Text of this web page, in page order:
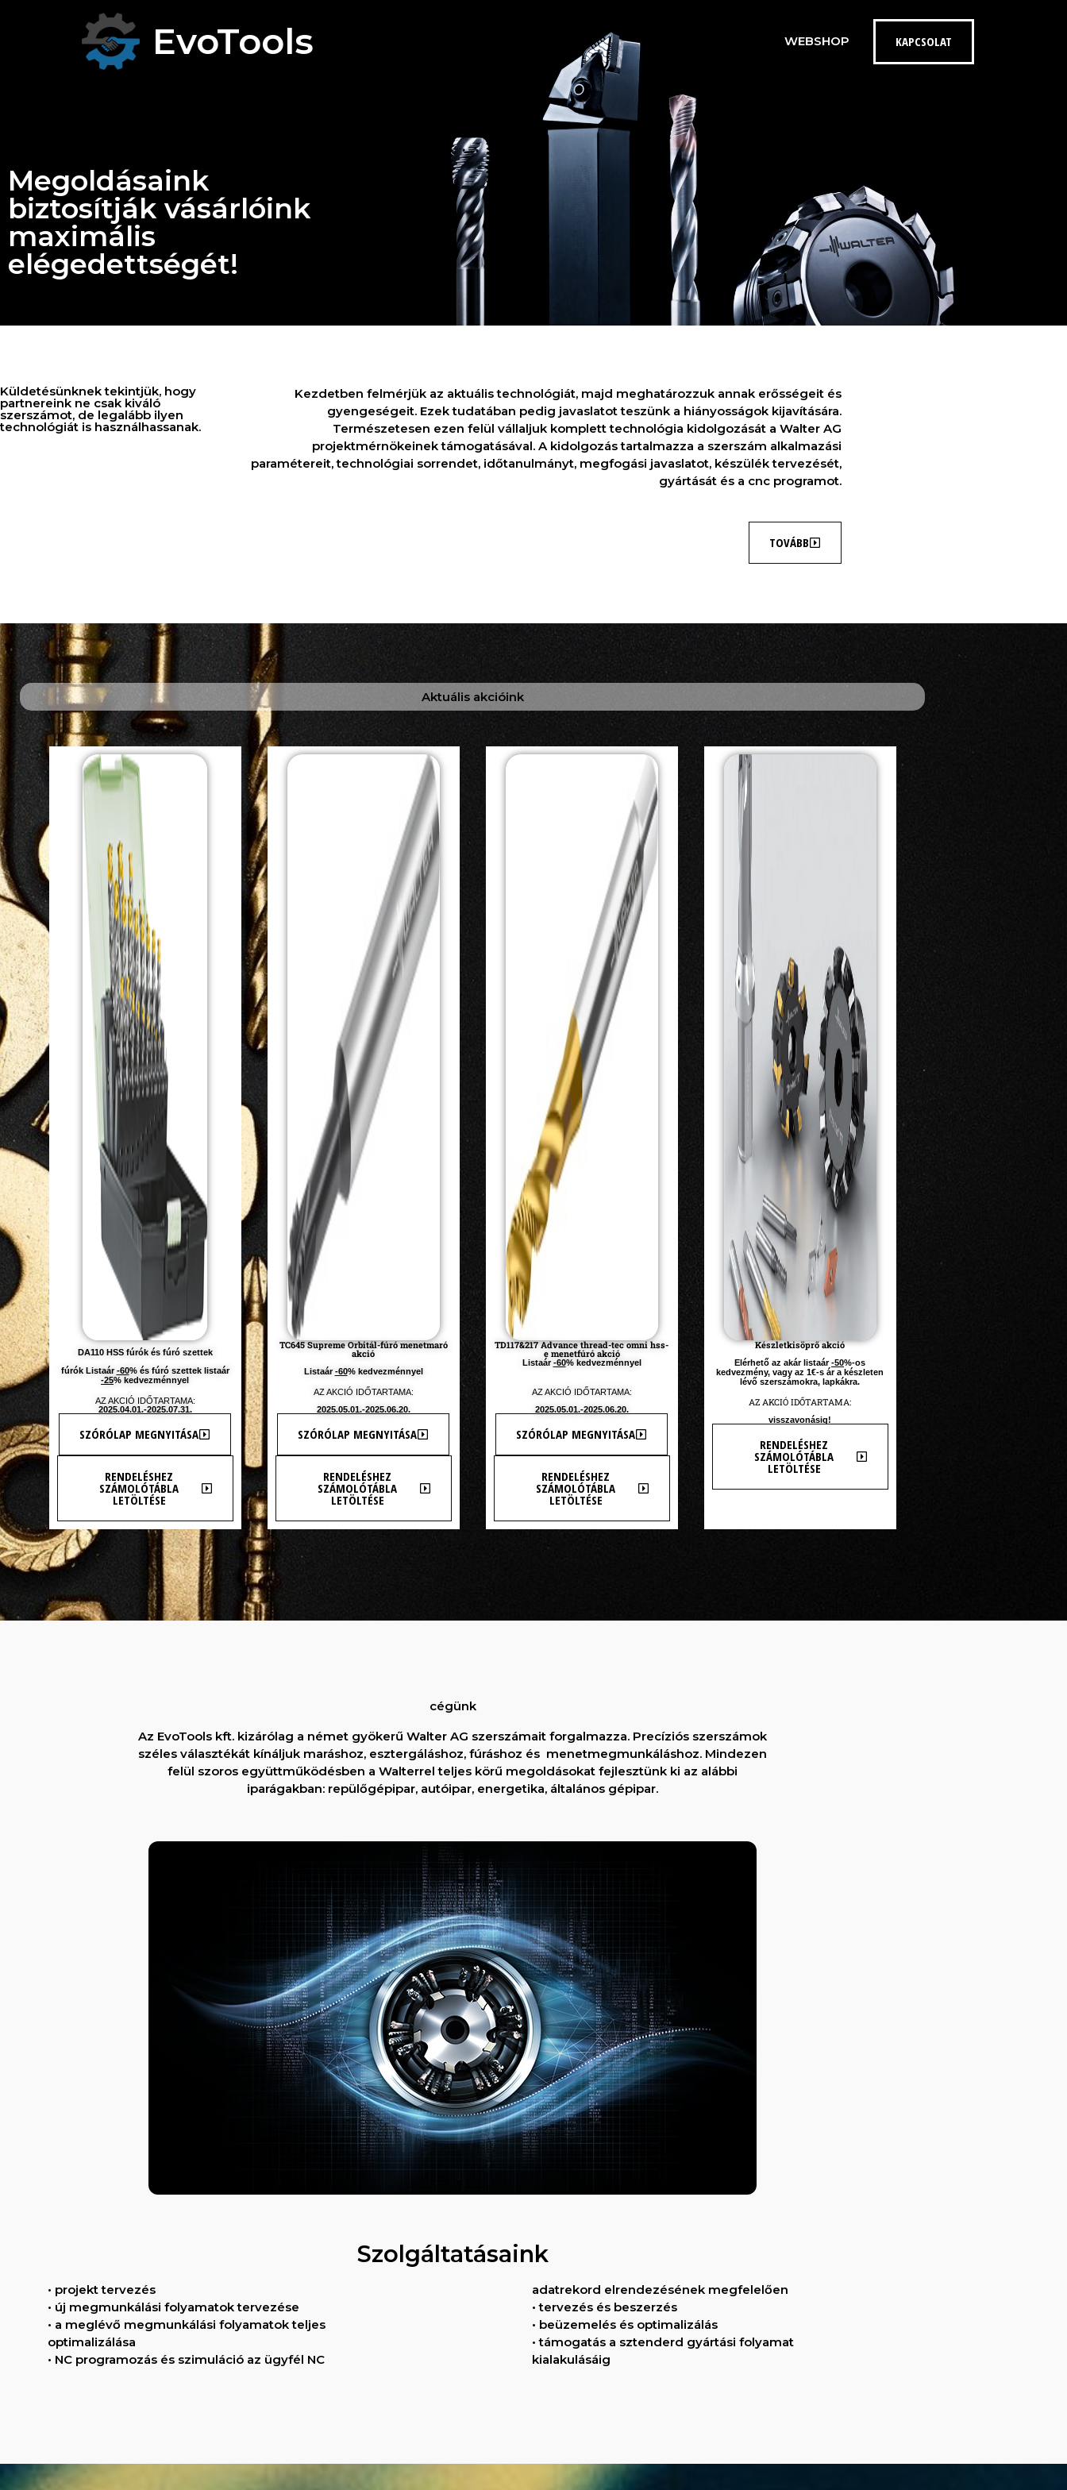
EvoTools WEBSHOP KAPCSOLAT
Megoldásaink
biztosítják vásárlóink
maximális
elégedettségét!
Küldetésünknek tekintjük, hogy
partnereink ne csak kiváló
szerszámot, de legalább ilyen
technológiát is használhassanak.
Kezdetben felmérjük az aktuális technológiát, majd meghatározzuk annak erősségeit és
gyengeségeit. Ezek tudatában pedig javaslatot teszünk a hiányosságok kijavítására.
Természetesen ezen felül vállaljuk komplett technológia kidolgozását a Walter AG
projektmérnökeinek támogatásával. A kidolgozás tartalmazza a szerszám alkalmazási
paramétereit, technológiai sorrendet, időtanulmányt, megfogási javaslatot, készülék tervezését,
gyártását és a cnc programot.
TOVÁBB
Aktuális akcióink
DA110 HSS fúrók és fúró szettek
fúrók Listaár-60% és fúró szettek listaár
-25% kedvezménnyel
AZ AKCIÓ IDŐTARTAMA:
2025.04.01.-2025.07.31.
SZÓRÓLAP MEGNYITÁSA
RENDELÉSHEZ
SZÁMOLÓTÁBLA
LETÖLTÉSE
TC645 Supreme Orbitál-fúró menetmaró
akció
Listaár-60% kedvezménnyel
AZ AKCIÓ IDŐTARTAMA:
2025.05.01.-2025.06.20.
SZÓRÓLAP MEGNYITÁSA
RENDELÉSHEZ
SZÁMOLÓTÁBLA
LETÖLTÉSE
TD117&217 Advance thread-tec omni hss-
e menetfúró akció
Listaár-60% kedvezménnyel
AZ AKCIÓ IDŐTARTAMA:
2025.05.01.-2025.06.20.
SZÓRÓLAP MEGNYITÁSA
RENDELÉSHEZ
SZÁMOLÓTÁBLA
LETÖLTÉSE
Készletkisöprő akció
Elérhető az akár listaár-50%-os
kedvezmény, vagy az 1€-s ár a készleten
lévő szerszámokra, lapkákra.
AZ AKCIÓ IDŐTARTAMA:
visszavonásig!
RENDELÉSHEZ
SZÁMOLÓTÁBLA
LETÖLTÉSE
cégünk
Az EvoTools kft. kizárólag a német gyökerű Walter AG szerszámait forgalmazza. Precíziós szerszámok
széles választékát kínáljuk maráshoz, esztergáláshoz, fúráshoz és menetmegmunkáláshoz. Mindezen
felül szoros együttműködésben a Walterrel teljes körű megoldásokat fejlesztünk ki az alábbi
iparágakban: repülőgépipar, autóipar, energetika, általános gépipar.
Szolgáltatásaink
• projekt tervezés
• új megmunkálási folyamatok tervezése
• a meglévő megmunkálási folyamatok teljes
optimalizálása
• NC programozás és szimuláció az ügyfél NC
adatrekord elrendezésének megfelelően
• tervezés és beszerzés
• beüzemelés és optimalizálás
• támogatás a sztenderd gyártási folyamat
kialakulásáig